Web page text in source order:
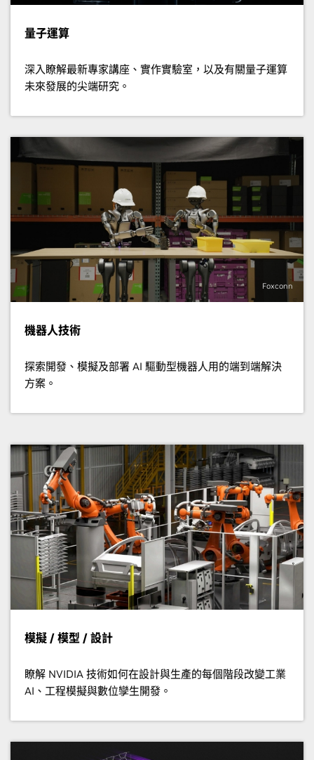
量子運算
深入瞭解最新專家講座、實作實驗室，以及有關量子運算
未來發展的尖端研究。
Foxconn
機器人技術
探索開發、模擬及部署 AI 驅動型機器人用的端到端解決
方案。
模擬 / 模型 / 設計
瞭解 NVIDIA 技術如何在設計與生產的每個階段改變工業
AI、工程模擬與數位孿生開發。